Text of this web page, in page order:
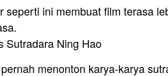
seperti ini membuat film terasa
Sutradara Ning Hao
menonton karya-karya